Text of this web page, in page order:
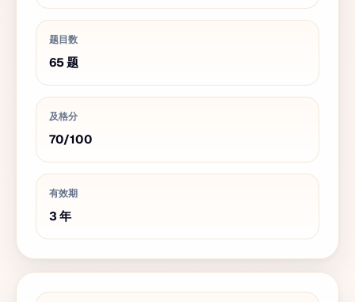
题目数
65题
及格分
70/100
有效期
3 年